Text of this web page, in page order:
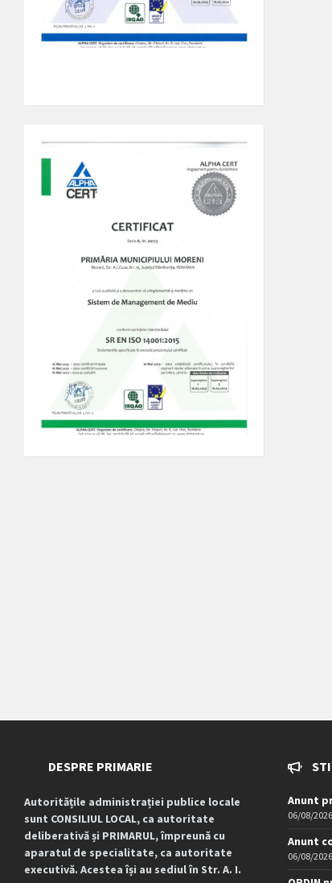
DESPRE PRIMARIE
Autoritățile administrației publice locale
sunt CONSILIUL LOCAL, ca autoritate
deliberativă și PRIMARUL, împreună cu
aparatul de specialitate, ca autoritate
executivă. Acestea își au sediul în Str. A. I.
Anunt
06/08/2026
Anunt
06/08/2026